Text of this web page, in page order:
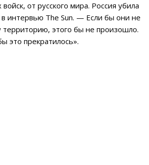
от русского мира. Россия убила
интервью The Sun. — Если бы они не
территорию, этого бы не произошло.
это прекратилось».